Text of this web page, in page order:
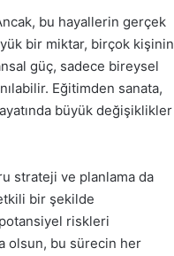
bu hayallerin gerçek
bir miktar, birçok kişinin
güç, sadece bireysel
Eğitimden sanata,
büyük değişiklikler
strateji ve planlama da
bir şekilde
riskleri
olsun, bu sürecin her